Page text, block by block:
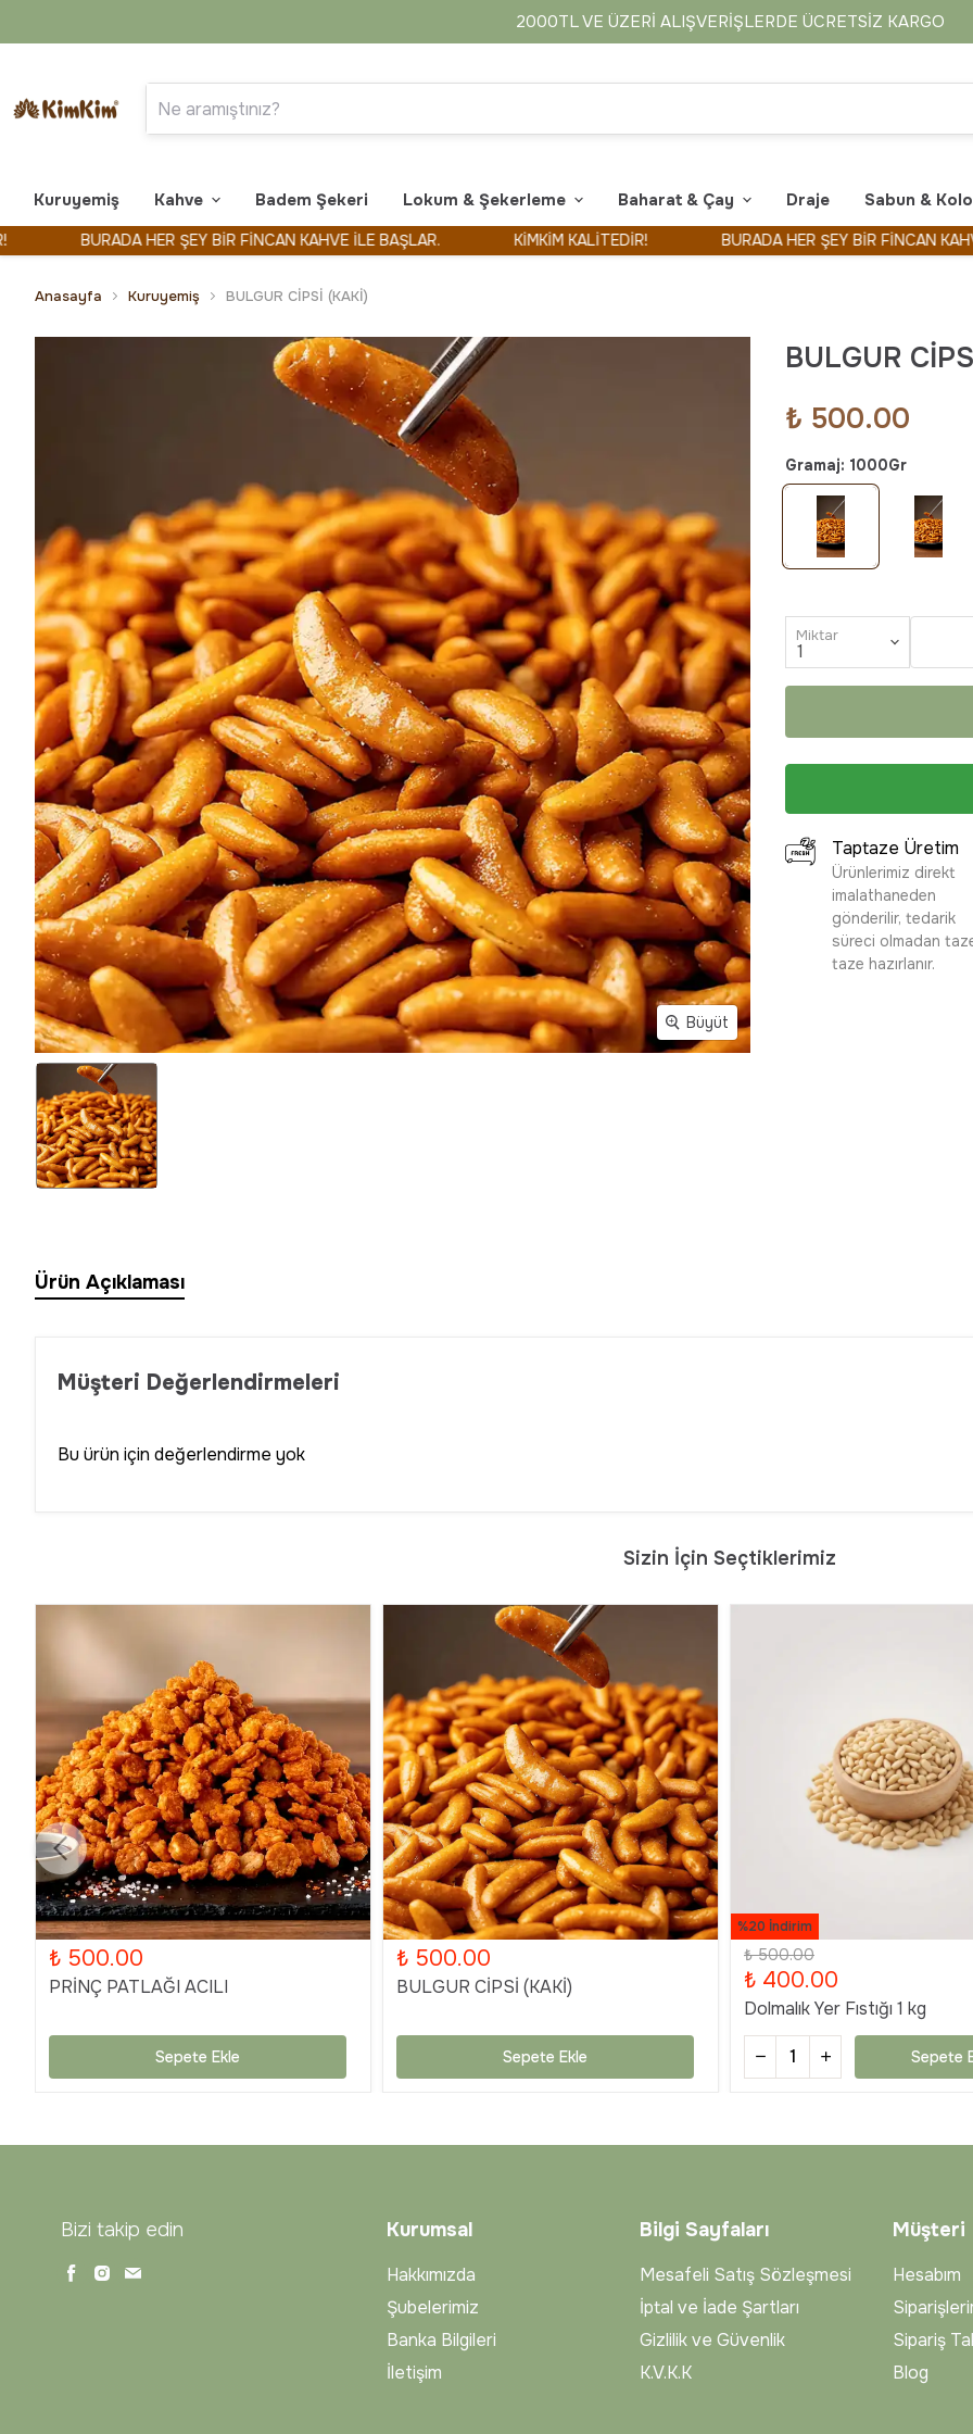
2000TL VE ÜZERI ALIŞVERIŞLERDE ÜCRETSIZ KARGO
Kuruyemiş Kahve Badem Şekeri Lokum & Şekerleme Baharat & Çay Draje Sabun &
BURADA HER ŞEY BİR FİNCAN KAHVE İLE BAŞLAR. KİMKİM KALİTEDİR! BURADA HER ŞEY BİR FİNCAN KAHVE İLE
Anasayfa Kuruyemiş BULGUR CİPSİ (KAKİ)
Büyüt
BULGUR
₺ 500.00
Gramaj: 1000Gr
Miktar
Taptaze Üretim
Ürünlerimiz direkt
imalathaneden
gönderilir, tedarik
süreci olmadan
taze hazırlanır.
Ürün Açıklaması
Müşteri Değerlendirmeleri
Bu ürün için değerlendirme yok
Sizin İçin Seçtiklerimiz
₺ 500.00
PRİNÇ PATLAĞI ACILI
Sepete Ekle
₺ 500.00
BULGUR CİPSİ (KAKİ)
Sepete Ekle
%20 İndirim
₺ 500.00
₺ 400.00
Dolmalık Yer Fıstığı 1 kg
Sepete
Bizi takip edin Kurumsal
Hakkımızda
Şubelerimiz
Banka Bilgileri
İletişim
Bilgi Sayfaları
Mesafeli Satış Sözleşmesi
İptal ve İade Şartları
Gizlilik ve Güvenlik
K.V.K.K
Müşteri
Hesabım
Sipariş
Blog